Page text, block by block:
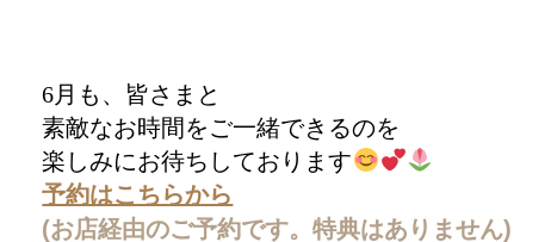
6月も、皆さまと
素敵なお時間をご一緒できるのを
楽しみにお待ちしております
予約はこちらから
(お店経由のご予約です。特典はありません)